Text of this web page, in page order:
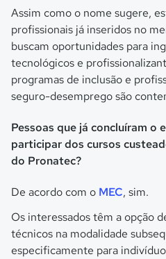
Assim como o nome sugere,
profissionais já inseridos no
buscam oportunidades para
tecnológicos e
programas de inclusão e
seguro-desemprego são
Pessoas que já concluíram o
participar dos cursos
do Pronatec?
De acordo com o MEC, sim.
Os interessados têm a opção
técnicos na modalidade
especificamente para